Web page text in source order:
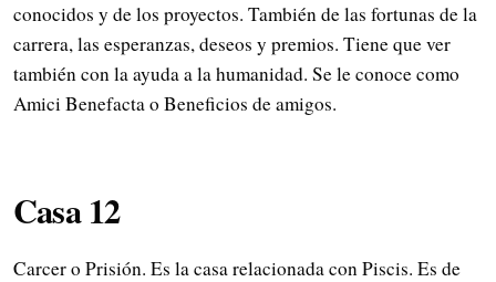
conocidos y de los proyectos. También de las fortunas de la
carrera, las esperanzas, deseos y premios. Tiene que ver
también con la ayuda a la humanidad. Se le conoce como
Amici Benefacta o Beneficios de amigos.
Casa 12
Carcer o Prisión. Es la casa relacionada con Piscis. Es de